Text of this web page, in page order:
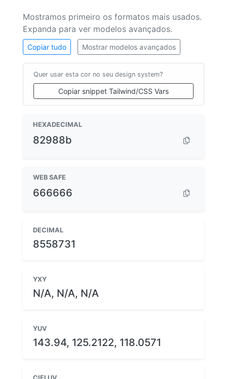
Mostramos primeiro os formatos mais usados.
Expanda para ver modelos avançados.
Copiar tudo Mostrar modelos avançados
Quer usar esta cor no seu design system?
Copiar snippet Tailwind/CSS Vars
HEXADECIMAL
82988b
WEB SAFE
666666
DECIMAL
8558731
YXY
N/A, N/A, N/A
YUV
143.94, 125.2122, 118.0571
CIELUV